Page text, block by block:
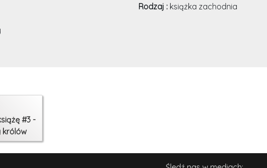
Rodzaj : książka zachodnia
#3 -
królów